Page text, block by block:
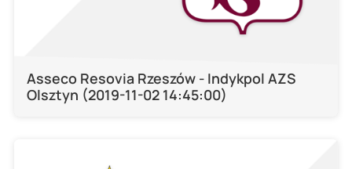
Asseco Resovia Rzeszów - Indykpol AZS
Olsztyn (2019-11-02 14:45:00)